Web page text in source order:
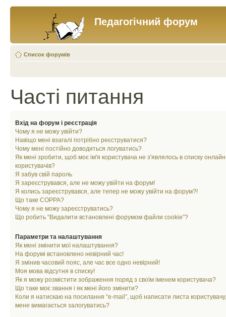
Педагогічний форум
Список форумів
Часті питання
Вхід на форум і реєстрація
Чому я не можу увійти?
Навіщо мені взагалі потрібно реєструватися?
Чому мені постійно доводиться логуватись?
Як мені зробити, щоб моє ім'я користувача не з'являлось в списку онлайн
користувачів?
Я забув свій пароль
Я зареєструвався, але не можу увійти на форум!
Я колись зареєструвався, але тепер не можу увійти на форум?!
Що таке COPPA?
Чому я не можу зареєструватись?
Що робить “Видалити встановлені форумом файли cookie”?
Параметри та налаштування
Як мені змінити мої налаштування?
На форумі встановлено невірний час!
Я змінив часовий пояс, але час все одно невірний!
Моя мова відсутня в списку!
Як я можу розмістити зображення поряд з своїм іменем користувача?
Що таке моє звання і як мені його змінити?
Коли я натискаю на посилання “e-mail”, щоб написати листа користувачу,
мене вимагається залогуватись?